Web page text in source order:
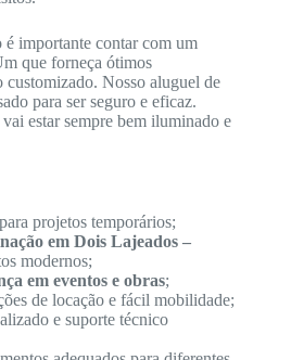
importante contar com um
que forneça ótimos
customizado. Nosso aluguel de
para ser seguro e eficaz.
estar sempre bem iluminado e
projetos temporários;
em Dois Lajeados –
modernos;
em eventos e obras;
de locação e fácil mobilidade;
e suporte técnico